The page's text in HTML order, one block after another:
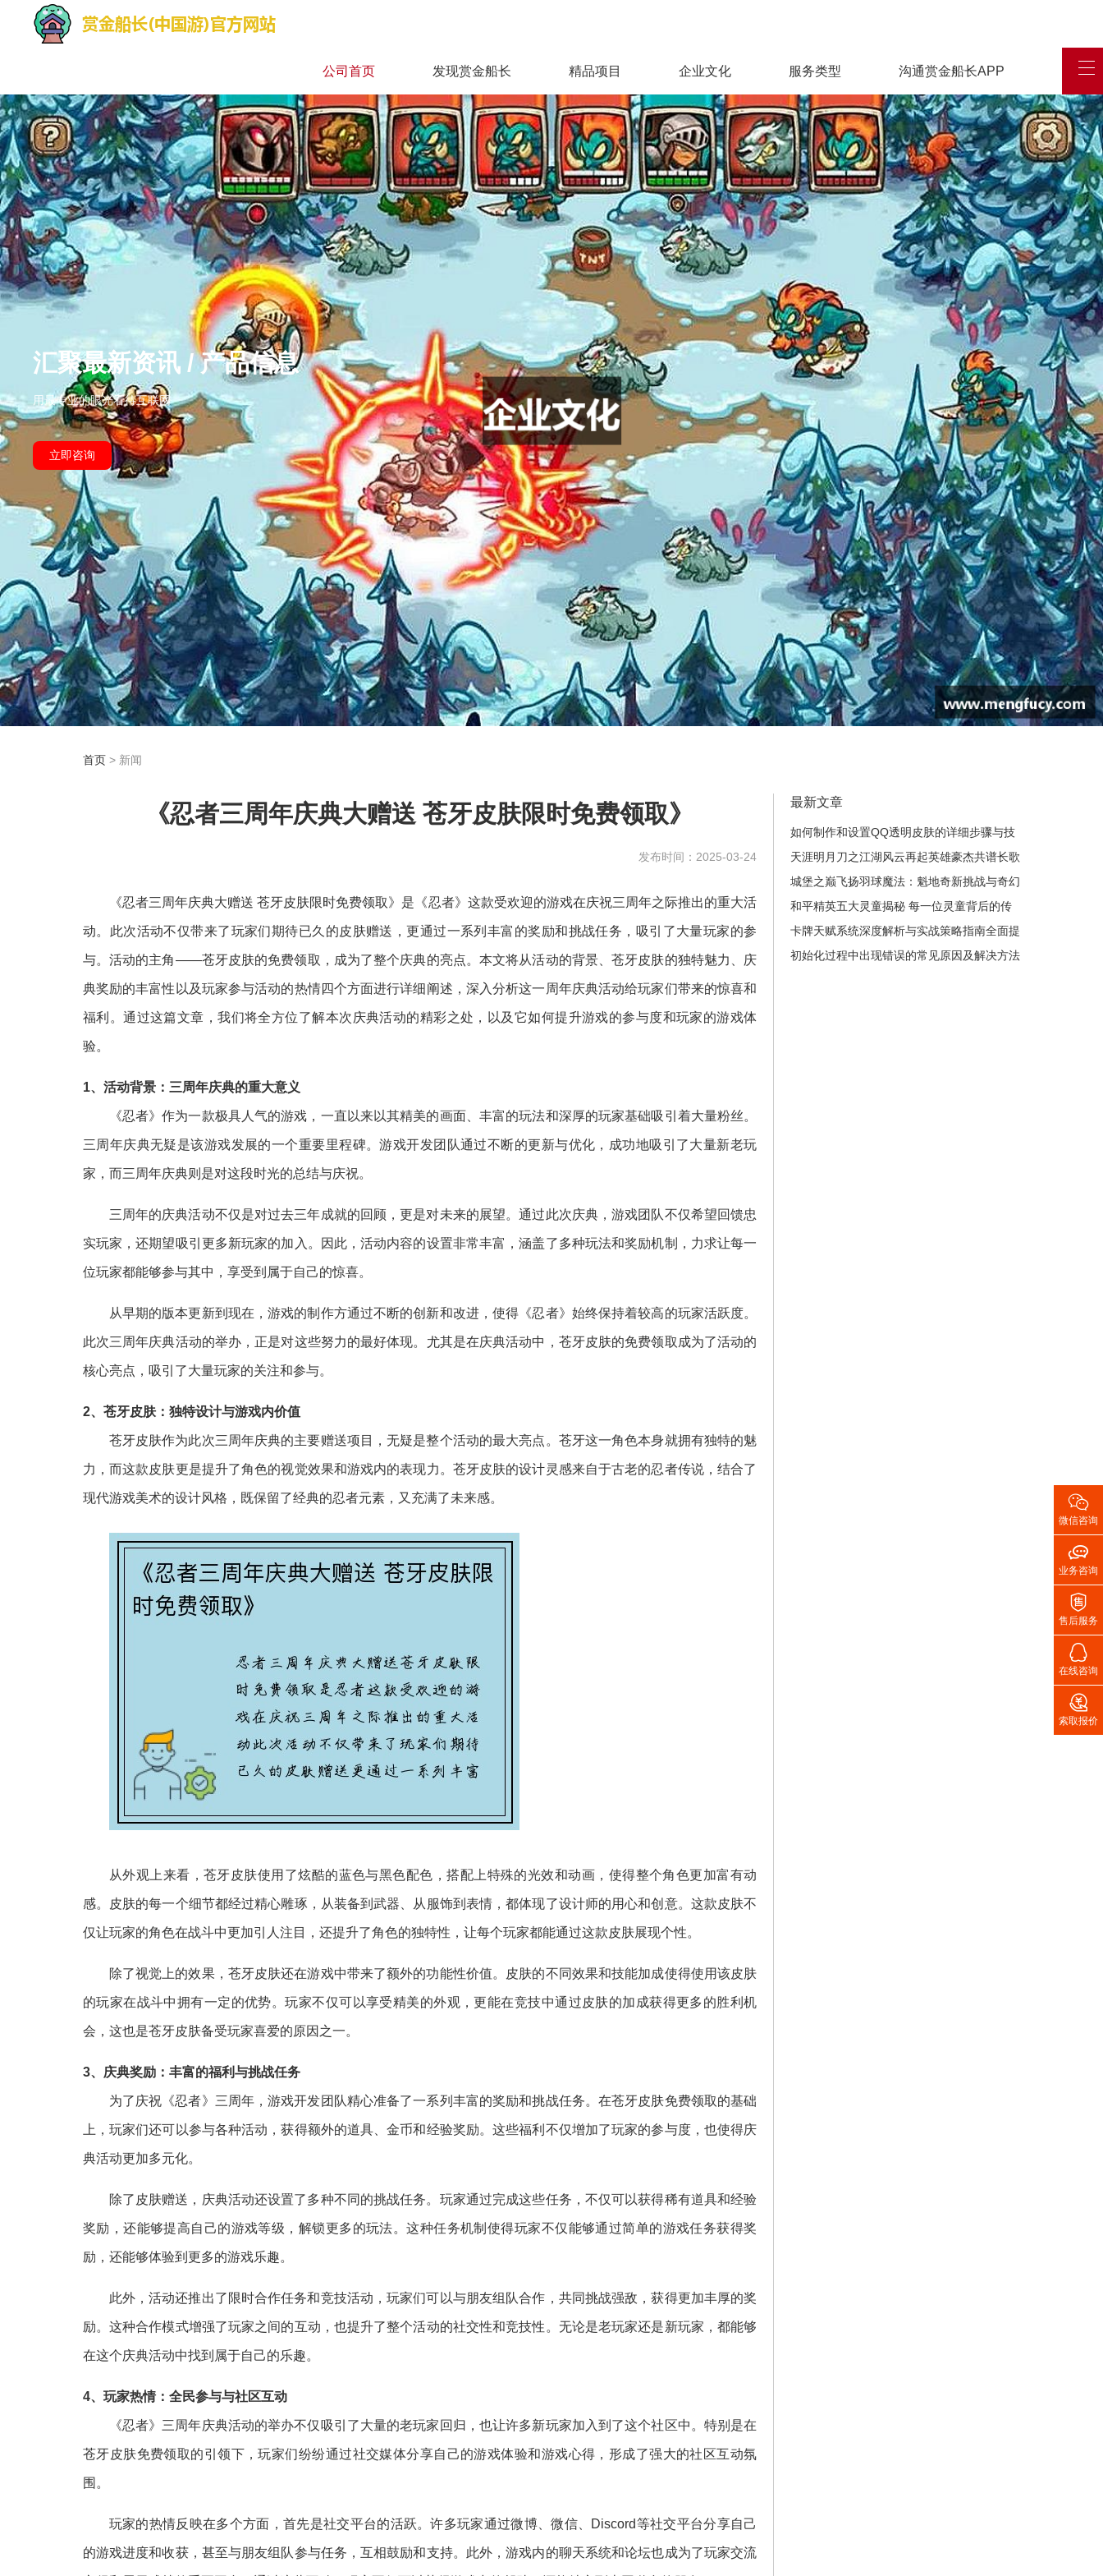
公司首页 发现赏金船长 精品项目 企业文化 服务类型 沟通赏金船长APP
汇聚最新资讯 / 产品信息
用最专业的眼光看待互联网
立即咨询
首页> 新闻
《忍者三周年庆典大赠送 苍牙皮肤限时免费领取》
发布时间：2025-03-24
《忍者三周年庆典大赠送 苍牙皮肤限时免费领取》是《忍者》这款受欢迎的游戏在庆祝三周年之际推出的重大活
动。此次活动不仅带来了玩家们期待已久的皮肤赠送，更通过一系列丰富的奖励和挑战任务，吸引了大量玩家的参
与。活动的主角——苍牙皮肤的免费领取，成为了整个庆典的亮点。本文将从活动的背景、苍牙皮肤的独特魅力、庆
典奖励的丰富性以及玩家参与活动的热情四个方面进行详细阐述，深入分析这一周年庆典活动给玩家们带来的惊喜和
福利。通过这篇文章，我们将全方位了解本次庆典活动的精彩之处，以及它如何提升游戏的参与度和玩家的游戏体
验。
1、活动背景：三周年庆典的重大意义
《忍者》作为一款极具人气的游戏，一直以来以其精美的画面、丰富的玩法和深厚的玩家基础吸引着大量粉丝。
三周年庆典无疑是该游戏发展的一个重要里程碑。游戏开发团队通过不断的更新与优化，成功地吸引了大量新老玩
家，而三周年庆典则是对这段时光的总结与庆祝。
三周年的庆典活动不仅是对过去三年成就的回顾，更是对未来的展望。通过此次庆典，游戏团队不仅希望回馈忠
实玩家，还期望吸引更多新玩家的加入。因此，活动内容的设置非常丰富，涵盖了多种玩法和奖励机制，力求让每一
位玩家都能够参与其中，享受到属于自己的惊喜。
从早期的版本更新到现在，游戏的制作方通过不断的创新和改进，使得《忍者》始终保持着较高的玩家活跃度。
此次三周年庆典活动的举办，正是对这些努力的最好体现。尤其是在庆典活动中，苍牙皮肤的免费领取成为了活动的
核心亮点，吸引了大量玩家的关注和参与。
2、苍牙皮肤：独特设计与游戏内价值
苍牙皮肤作为此次三周年庆典的主要赠送项目，无疑是整个活动的最大亮点。苍牙这一角色本身就拥有独特的魅
力，而这款皮肤更是提升了角色的视觉效果和游戏内的表现力。苍牙皮肤的设计灵感来自于古老的忍者传说，结合了
现代游戏美术的设计风格，既保留了经典的忍者元素，又充满了未来感。
从外观上来看，苍牙皮肤使用了炫酷的蓝色与黑色配色，搭配上特殊的光效和动画，使得整个角色更加富有动
感。皮肤的每一个细节都经过精心雕琢，从装备到武器、从服饰到表情，都体现了设计师的用心和创意。这款皮肤不
仅让玩家的角色在战斗中更加引人注目，还提升了角色的独特性，让每个玩家都能通过这款皮肤展现个性。
除了视觉上的效果，苍牙皮肤还在游戏中带来了额外的功能性价值。皮肤的不同效果和技能加成使得使用该皮肤
的玩家在战斗中拥有一定的优势。玩家不仅可以享受精美的外观，更能在竞技中通过皮肤的加成获得更多的胜利机
会，这也是苍牙皮肤备受玩家喜爱的原因之一。
3、庆典奖励：丰富的福利与挑战任务
为了庆祝《忍者》三周年，游戏开发团队精心准备了一系列丰富的奖励和挑战任务。在苍牙皮肤免费领取的基础
上，玩家们还可以参与各种活动，获得额外的道具、金币和经验奖励。这些福利不仅增加了玩家的参与度，也使得庆
典活动更加多元化。
除了皮肤赠送，庆典活动还设置了多种不同的挑战任务。玩家通过完成这些任务，不仅可以获得稀有道具和经验
奖励，还能够提高自己的游戏等级，解锁更多的玩法。这种任务机制使得玩家不仅能够通过简单的游戏任务获得奖
励，还能够体验到更多的游戏乐趣。
此外，活动还推出了限时合作任务和竞技活动，玩家们可以与朋友组队合作，共同挑战强敌，获得更加丰厚的奖
励。这种合作模式增强了玩家之间的互动，也提升了整个活动的社交性和竞技性。无论是老玩家还是新玩家，都能够
在这个庆典活动中找到属于自己的乐趣。
4、玩家热情：全民参与与社区互动
《忍者》三周年庆典活动的举办不仅吸引了大量的老玩家回归，也让许多新玩家加入到了这个社区中。特别是在
苍牙皮肤免费领取的引领下，玩家们纷纷通过社交媒体分享自己的游戏体验和游戏心得，形成了强大的社区互动氛
围。
玩家的热情反映在多个方面，首先是社交平台的活跃。许多玩家通过微博、微信、Discord等社交平台分享自己
的游戏进度和收获，甚至与朋友组队参与任务，互相鼓励和支持。此外，游戏内的聊天系统和论坛也成为了玩家交流
最新文章
如何制作和设置QQ透明皮肤的详细步骤与技
巧解析
天涯明月刀之江湖风云再起英雄豪杰共谱长歌
城堡之巅飞扬羽球魔法：魁地奇新挑战与奇幻
冒险之旅
和平精英五大灵童揭秘 每一位灵童背后的传
奇故事与成长历程
卡牌天赋系统深度解析与实战策略指南全面提
升游戏体验
初始化过程中出现错误的常见原因及解决方法

微信咨询

业务咨询

售后服务

在线咨询

索取报价